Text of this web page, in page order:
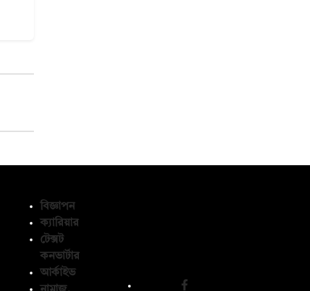
বিজ্ঞাপন
ক্যারিয়ার
টেক্সট
কনভার্টার
আর্কাইভ